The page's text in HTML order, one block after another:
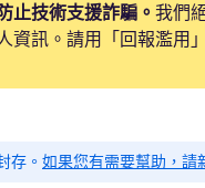
防止技術支援詐騙。 我們
資訊。請用「回報濫用
存。 如果您有需要幫助，請